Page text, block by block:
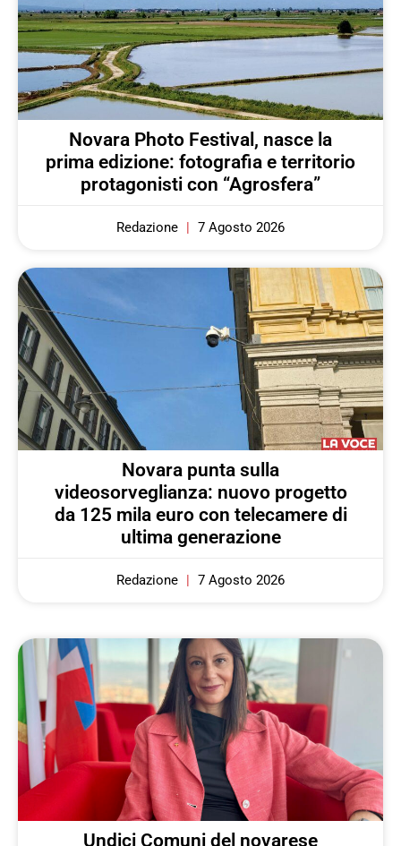
Novara Photo Festival, nasce la
prima edizione: fotografia e territorio
protagonisti con “Agrosfera”
Redazione 7 Agosto 2026
Novara punta sulla
videosorveglianza: nuovo progetto
da 125 mila euro con telecamere di
ultima generazione
Redazione 7 Agosto 2026
Undici Comuni del novarese